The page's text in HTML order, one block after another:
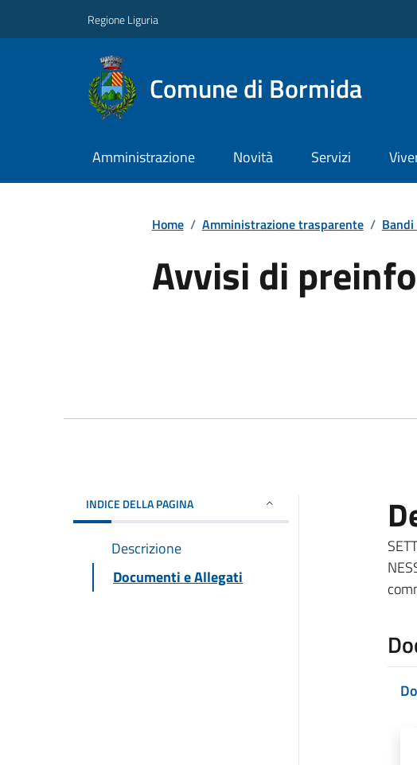
Regione Liguria
Comune di Bormida
Amministrazione Novità Servizi
Home / Amministrazione trasparente /
Avvisi di
INDICE DELLA PAGINA
Descrizione
Documenti e Allegati